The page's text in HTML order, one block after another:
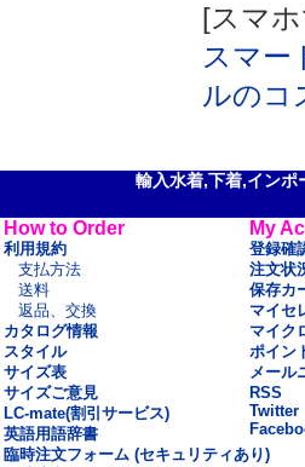
[スマ
スマー
ルのコ
輸入水着,下着,イン
How to Order
利用規約
支払方法
送料
返品、交換
カタログ情報
スタイル
サイズ表
サイズご意見
LC-mate(割引サービス)
英語用語辞書
My
登録確
注文状
保存カ
マイセ
マイク
ポイン
メール
RSS
Twitter
臨時注文フォーム (セキュリティあり)